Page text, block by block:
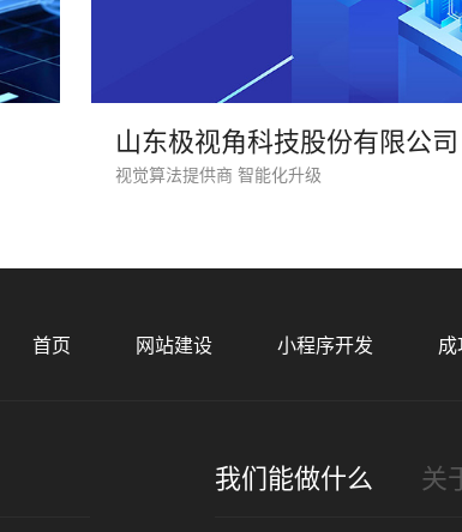
山东极视角科技股份有限公司
视觉算法提供商 智能化升级
首页 网站建设 小程序开发 成
我们能做什么 关